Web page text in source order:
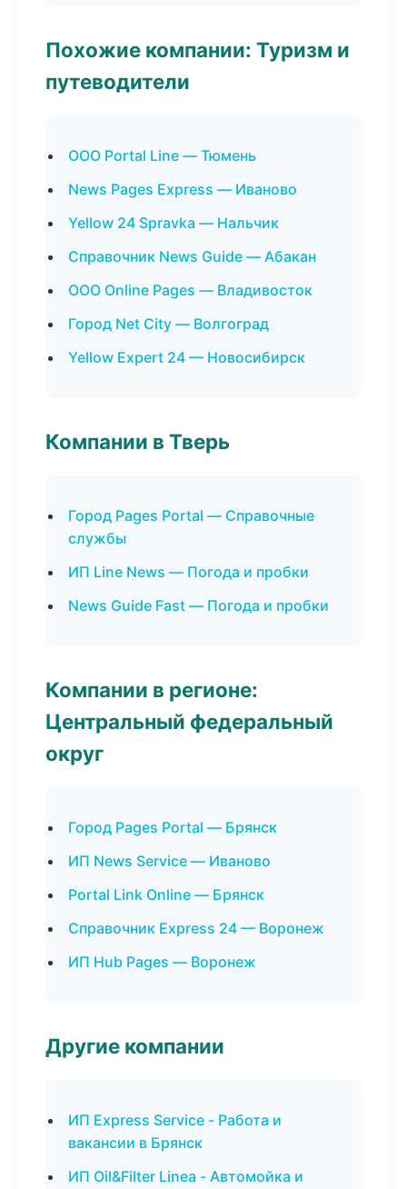
Похожие компании: Туризм и
путеводители
ООО Portal Line — Тюмень
News Pages Express — Иваново
Yellow 24 Spravka — Нальчик
Справочник News Guide — Абакан
ООО Online Pages — Владивосток
Город Net City — Волгоград
Yellow Expert 24 — Новосибирск
Компании в Тверь
Город Pages Portal — Справочные
службы
ИП Line News — Погода и пробки
News Guide Fast — Погода и пробки
Компании в регионе:
Центральный федеральный
округ
Город Pages Portal — Брянск
ИП News Service — Иваново
Portal Link Online — Брянск
Справочник Express 24 — Воронеж
ИП Hub Pages — Воронеж
Другие компании
ИП Express Service - Работа и
вакансии в Брянск
ИП Oil&Filter Linea - Автомойка и